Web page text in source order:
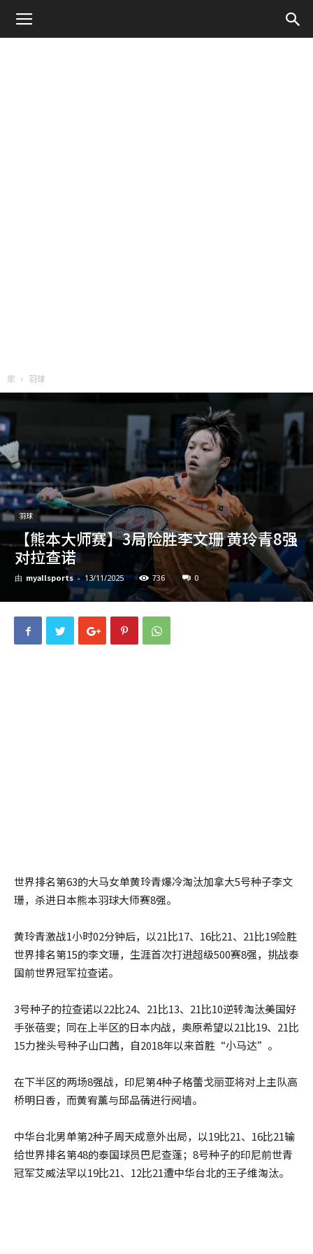
家 羽球
羽球
【熊本大师赛】3局险胜李文珊 黄玲青8强
对拉查诺
由 myallsports - 13/11/2025 736 0
世界排名第63的大马女单黄玲青爆冷淘汰加拿大5号种子李文
珊，杀进日本熊本羽球大师赛8强。
黄玲青激战1小时02分钟后，以21比17、16比21、21比19险胜
世界排名第15的李文珊，生涯首次打进超级500赛8强，挑战泰
国前世界冠军拉查诺。
3号种子的拉查诺以22比24、21比13、21比10逆转淘汰美国好
手张蓓雯；同在上半区的日本内战，奥原希望以21比19、21比
15力挫头号种子山口茜，自2018年以来首胜“小马达”。
在下半区的两场8强战，印尼第4种子格蕾戈丽亚将对上主队高
桥明日香，而黄宥薰与邱品蒨进行阋墙。
中华台北男单第2种子周天成意外出局，以19比21、16比21输
给世界排名第48的泰国球员巴尼查蓬；8号种子的印尼前世青
冠军艾威法罕以19比21、12比21遭中华台北的王子维淘汰。